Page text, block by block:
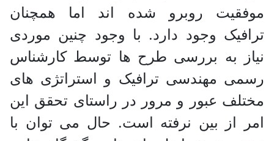
موفقیت روبرو شده اند اما همچنان
ترافیک وجود دارد. با وجود چنین موردی
نیاز به بررسی طرح ها توسط کارشناس
رسمی مهندسی ترافیک و استراتژی های
مختلف عبور و مرور در راستای تحقق این
امر از بین نرفته است. حال می توان با